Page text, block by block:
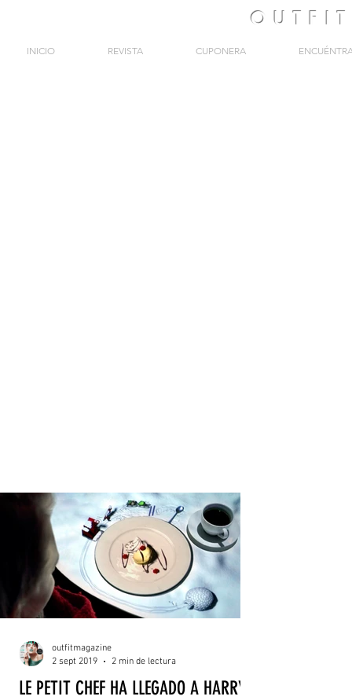
OUTFIT
INICIO REVISTA CUPONERA
LE PETIT CHEF HA LLEGADO A HARRY'S
outfitmagazine
2 sept 2019
2 min de lectura